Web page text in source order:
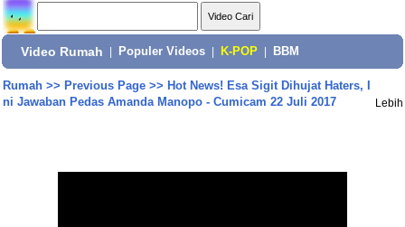
Video Rumah Populer Videos K-POP BBM
Rumah>> Previous Page>> Hot News! Esa Sigit Dihujat Haters, I
ni Jawaban Pedas Amanda Manopo - Cumicam 22 Juli 2017
Lebih